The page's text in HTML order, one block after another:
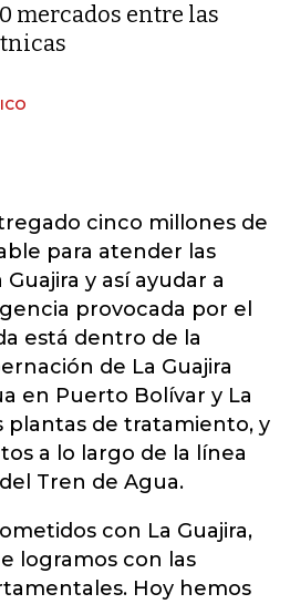
mercados entre las
cinco millones de
para atender las
y así ayudar a
provocada por el
está dentro de la
de La Guajira
en Puerto Bolívar y La
plantas de tratamiento, y
a lo largo de la línea
Tren de Agua.
con La Guajira,
logramos con las
Hoy hemos